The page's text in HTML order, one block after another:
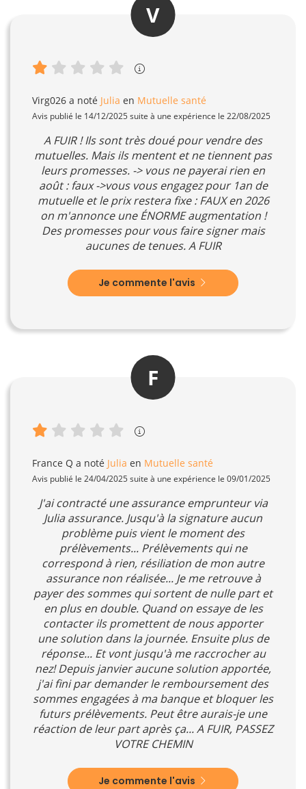
V
Virg026 a noté Julia en Mutuelle santé
Avis publié le 14/12/2025 suite à une expérience le 22/08/2025
A FUIR ! Ils sont très doué pour vendre des
mutuelles. Mais ils mentent et ne tiennent pas
leurs promesses. -> vous ne payerai rien en
août : faux ->vous vous engagez pour 1an de
mutuelle et le prix restera fixe : FAUX en 2026
on m'annonce une ÉNORME augmentation !
Des promesses pour vous faire signer mais
aucunes de tenues. A FUIR
Je commente l'avis
F
France Q a noté Julia en Mutuelle santé
Avis publié le 24/04/2025 suite à une expérience le 09/01/2025
J'ai contracté une assurance emprunteur via
Julia assurance. Jusqu'à la signature aucun
problème puis vient le moment des
prélèvements... Prélèvements qui ne
correspond à rien, résiliation de mon autre
assurance non réalisée... Je me retrouve à
payer des sommes qui sortent de nulle part et
en plus en double. Quand on essaye de les
contacter ils promettent de nous apporter
une solution dans la journée. Ensuite plus de
réponse... Et vont jusqu'à me raccrocher au
nez! Depuis janvier aucune solution apportée,
j'ai fini par demander le remboursement des
sommes engagées à ma banque et bloquer les
futurs prélèvements. Peut être aurais-je une
réaction de leur part après ça... A FUIR, PASSEZ
VOTRE CHEMIN
Je commente l'avis